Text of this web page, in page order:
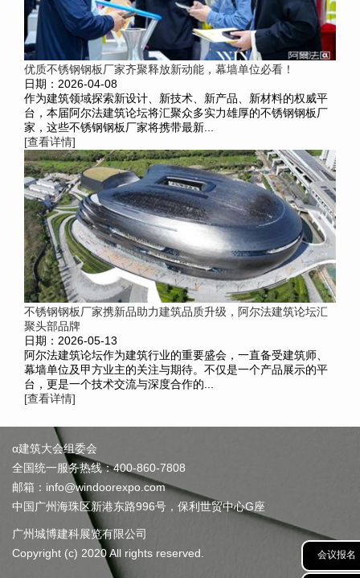
会议报名
优质不锈钢钢板厂家齐聚释放新动能，幕墙单位必看！
日期：2026-04-08
作为建筑领域探索新设计、新技术、新产品、新材料的权威平
台，本届阿尔法建筑论坛将汇聚众多实力雄厚的不锈钢钢板厂
家，这些不锈钢钢板厂家将携带最新...
[查看详情]
不锈钢钢板厂家携新品助力建筑品质升级，阿尔法建筑论坛汇
聚头部品牌
日期：2026-05-13
阿尔法建筑论坛作为建筑行业的重要盛会，一直备受建筑师、
幕墙单位及甲方业主的关注与期待。不仅是一个产品展示的平
台，更是一个技术交流与深度合作的...
[查看详情]
α建筑大会组委会
全国统一服务热线：400-860-7808
邮箱：info@windoorexpo.com
中国广州海珠区新港东路996号，保利世贸中心G座
广州城博建科展览有限公司
Copyright (c) 2020 All rights reserved.